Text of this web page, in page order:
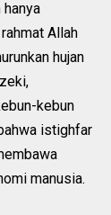
Allah
hujan
kebun
istighfar
manusia.